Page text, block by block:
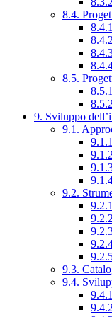
8.4.
8.5.
9. Sviluppo
9.1.
9.2.
9.3.
9.4.